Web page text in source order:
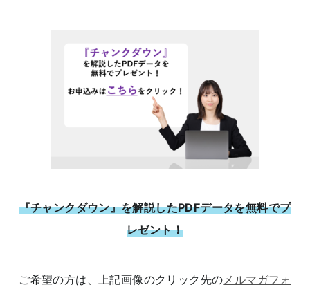
『チャンクダウン』を解説したPDFデータを無料でプ
レゼント！
ご希望の方は、上記画像のクリック先の メルマガフォ